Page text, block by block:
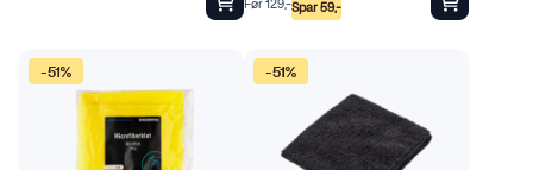
Spar59,-
Før129,-
-51% -51%